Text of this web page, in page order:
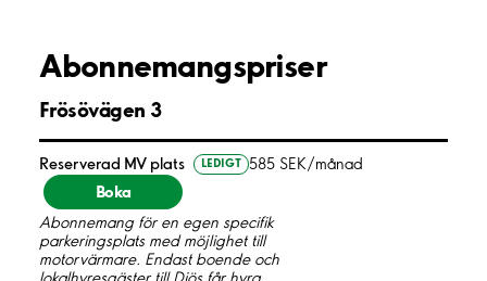
Abonnemangspriser
Frösövägen 3
Reserverad MV plats LEDIGT 585 SEK/månad
Boka
Abonnemang för en egen specifik
parkeringsplats med möjlighet till
motorvärmare. Endast boende och